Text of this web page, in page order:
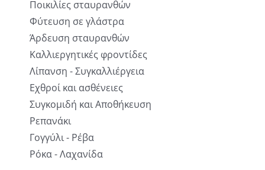
Ποικιλίες σταυρανθών
Φύτευση σε γλάστρα
Άρδευση σταυρανθών
Καλλιεργητικές φροντίδες
Λίπανση - Συγκαλλιέργεια
Εχθροί και ασθένειες
Συγκομιδή και Αποθήκευση
Ρεπανάκι
Γογγύλι - Ρέβα
Ρόκα - Λαχανίδα